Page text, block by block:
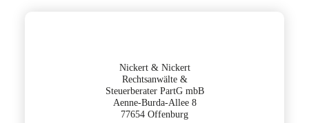
Nickert & Nickert
Rechtsanwälte &
Steuerberater PartG mbB
Aenne-Burda-Allee 8
77654 Offenburg